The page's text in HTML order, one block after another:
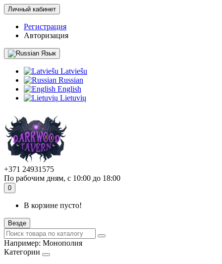
Личный кабинет
Регистрация
Авторизация
Язык
Latviešu
Russian
English
Lietuvių
+371 24931575
По рабочим дням, с 10:00 до 18:00
0
В корзине пусто!
Везде
Например: Монополия
Категории